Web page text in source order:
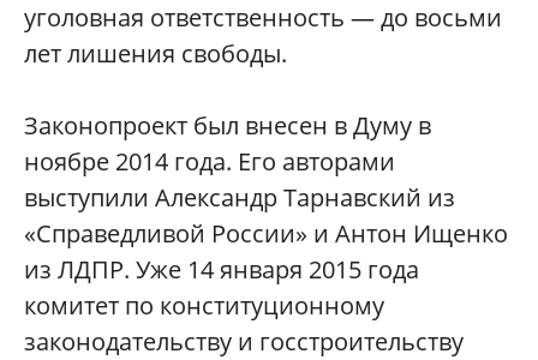
уголовная ответственность — до восьми
лет лишения свободы.
Законопроект был внесен в Думу в
ноябре 2014 года. Его авторами
выступили Александр Тарнавский из
«Справедливой России» и Антон Ищенко
из ЛДПР. Уже 14 января 2015 года
комитет по конституционному
законодательству и госстроительству